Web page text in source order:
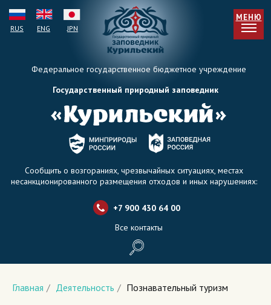
Федеральное государственное бюджетное учреждение
RUS ENG JPN
Сообщить о возгораниях, чрезвычайных ситуациях, местах
несанкционированного размещения отходов и иных нарушениях:
Все контакты
Государственный природный заповедник
+7 900 430 64 00
МЕНЮ
Главная / Деятельность / Познавательный туризм